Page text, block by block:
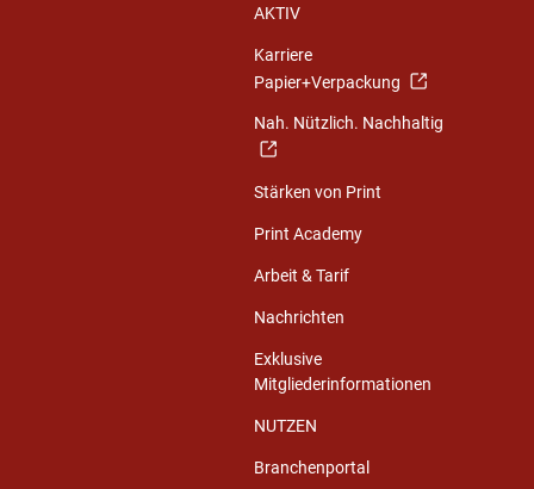
AKTIV
Karriere
Papier+Verpackung
Nah. Nützlich. Nachhaltig
Stärken von Print
Print Academy
Arbeit & Tarif
Nachrichten
Exklusive
Mitgliederinformationen
NUTZEN
Branchenportal